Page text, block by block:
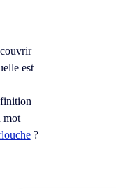
est
mot
?